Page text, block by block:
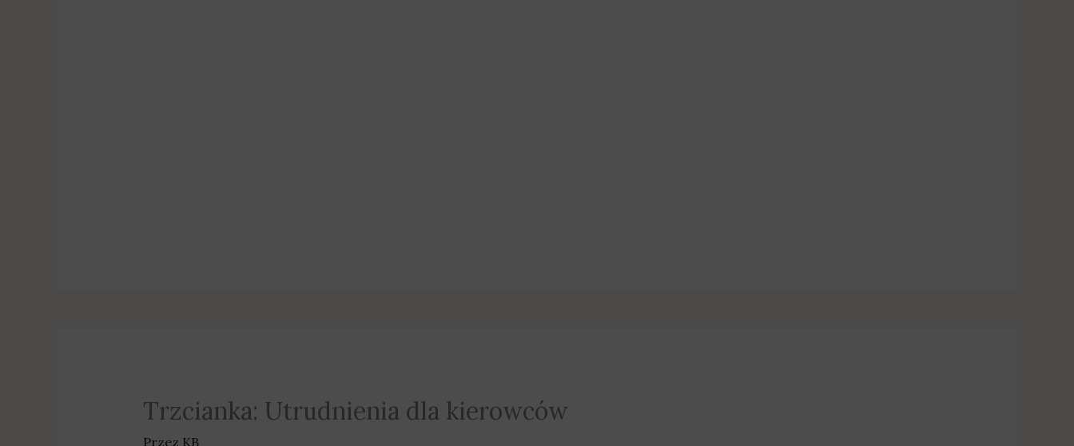
Trzcianka: Utrudnienia dla kierowców
Przez KB